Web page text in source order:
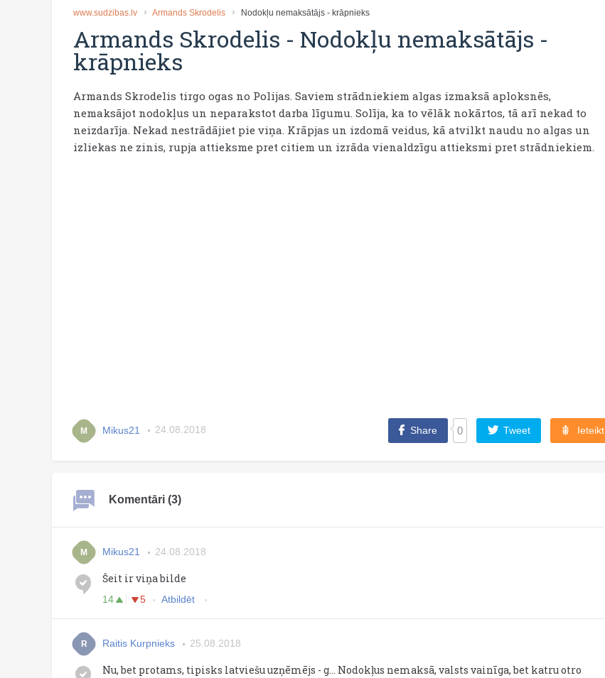
www.sudzibas.lv Armands Skrodelis Nodokļu nemaksātājs - krāpnieks
Armands Skrodelis - Nodokļu nemaksātājs -
krāpnieks
Armands Skrodelis tirgo ogas no Polijas. Saviem strādniekiem algas izmaksā aploksnēs,
nemaksājot nodokļus un neparakstot darba līgumu. Solīja, ka to vēlāk nokārtos, tā arī nekad to
neizdarīja. Nekad nestrādājiet pie viņa. Krāpjas un izdomā veidus, kā atvilkt naudu no algas un
izliekas ne zinis, rupja attieksme pret citiem un izrāda vienaldzīgu attieksmi pret strādniekiem.
M Mikus21 24.08.2018 Share 0 Tweet Ieteikt
Komentāri (3)
M Mikus21 24.08.2018
Šeit ir viņa bilde
14 5 Atbildēt
R Raitis Kurpnieks 25.08.2018
Nu, bet protams, tipisks latviešu uzņēmējs - g... Nodokļus nemaksā, valsts vainīga, bet katru otro